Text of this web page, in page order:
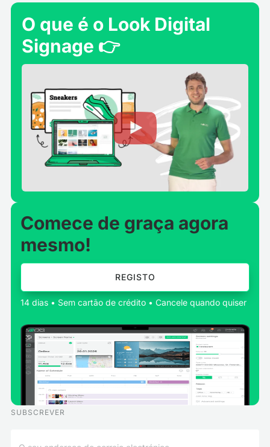
O que é o Look Digital
Signage 👉
Comece de graça agora
mesmo!
REGISTO
14 dias • Sem cartão de crédito • Cancele quando quiser
SUBSCREVER